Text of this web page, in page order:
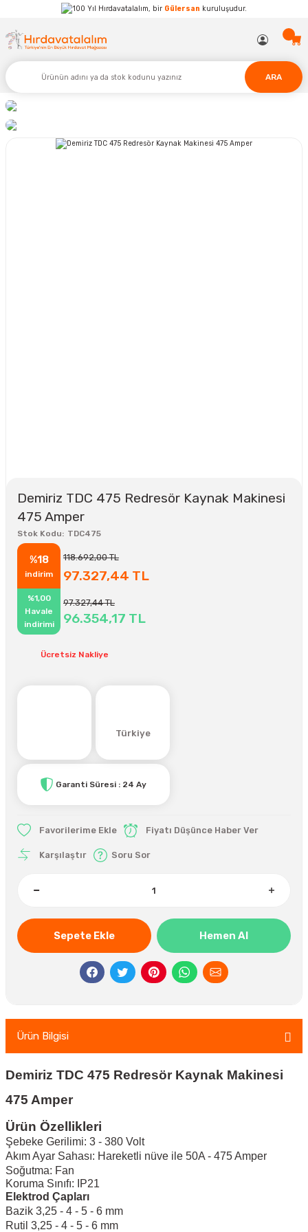
Hırdavatalalım, bir Gülersan kuruluşudur.
ARA
Demiriz TDC 475 Redresör Kaynak Makinesi
475 Amper
Stok Kodu TDC475
%18
indirim
118.692,00 TL
97.327,44 TL
%1,00
Havale
indirimi
97.327,44 TL
96.354,17 TL
Ücretsiz Nakliye
Türkiye
Garanti Süresi : 24 Ay
Fiyatı Düşünce Haber Ver
Karşılaştır Soru Sor
Sepete Ekle Hemen Al
Ürün Bilgisi
Demiriz TDC 475 Redresör Kaynak Makinesi
475 Amper
Ürün Özellikleri
Şebeke Gerilimi: 3 - 380 Volt
Akım Ayar Sahası: Hareketli nüve ile 50A - 475 Amper
Soğutma: Fan
Koruma Sınıfı: IP21
Elektrod Çapları
Bazik 3,25 - 4 - 5 - 6 mm
Rutil 3,25 - 4 - 5 - 6 mm